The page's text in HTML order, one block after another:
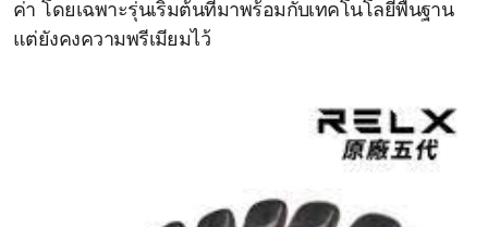
ค่า โดยเฉพาะรุ่นเริ่มต้นที่มาพร้อมกับเทคโนโลยีพื้นฐาน
แต่ยังคงความพรีเมียมไว้